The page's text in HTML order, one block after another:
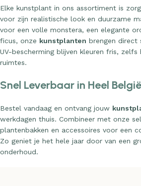
Elke kunstplant in ons assortiment is
voor zijn realistische look en duurzame
voor een volle monstera, een elegante
ficus, onze kunstplanten brengen direct
UV-bescherming blijven kleuren fris, zelfs
ruimtes.
Snel Leverbaar in Heel België
Bestel vandaag en ontvang jouw
werkdagen thuis. Combineer met onze
plantenbakken en accessoires voor een
Zo geniet je het hele jaar door van een
onderhoud.